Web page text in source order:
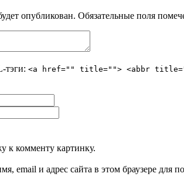
опубликован. Обязательные поля
тэги: <a href="" title=""> <abbr
к комменту картинку.
email и адрес сайта в этом браузере для